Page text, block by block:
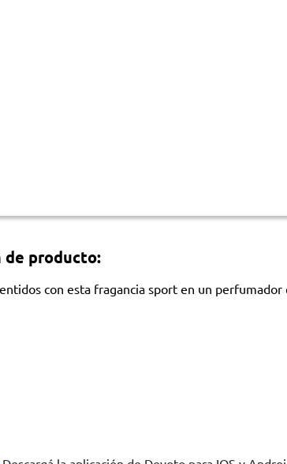
de producto:
con esta fragancia sport en un